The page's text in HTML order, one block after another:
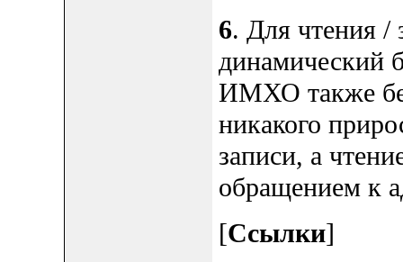
6. Для чтения /
динамический
ИМХО также
никакого
записи, а
обращением к
[Ссылки]